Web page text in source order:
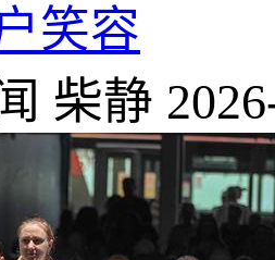
笑容
柴静